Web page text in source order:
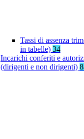
Tassi di assenza
in tabelle) 34
Incarichi conferiti e
(dirigenti e non dirigenti)